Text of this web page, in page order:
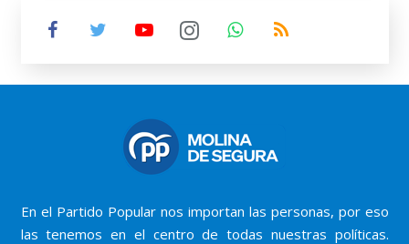
En el Partido Popular nos importan las personas, por eso
las tenemos en el centro de todas nuestras políticas.